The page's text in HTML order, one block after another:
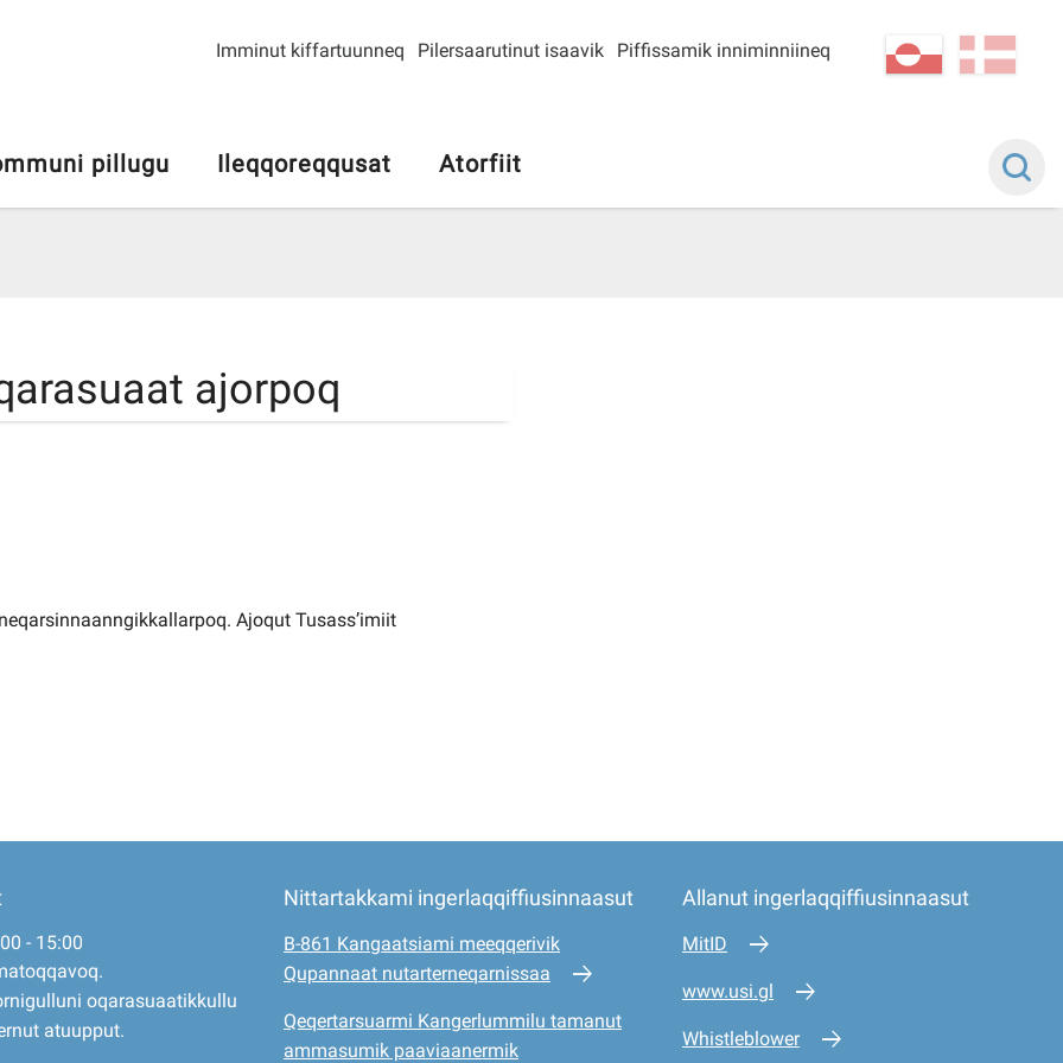
kl-GL
Imminut kiffartuunneq Pilersaarutinut isaavik Piffissamik inniminniineq
pillugu Ileqqoreqqusat Atorfiit
ajorpoq
Ajoqut Tusass’imiit
- 15:00
oqarasuaatikkullu
atuupput.
Nittartakkami ingerlaqqiffiusinnaasut
B-861 Kangaatsiami meeqqerivik
Qupannaat nutarterneqarnissaa
Qeqertarsuarmi Kangerlummilu tamanut
ammasumik paaviaanermik
Allanut ingerlaqqiffiusinnaasut
MitID
www.usi.gl
Whistleblower